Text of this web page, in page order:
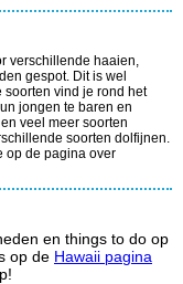
verschillende haaien,
gespot. Dit is wel
vind je rond het
jongen te baren en
veel meer soorten
soorten dolfijnen.
op de pagina over
en things to do op
op de Hawaii pagina